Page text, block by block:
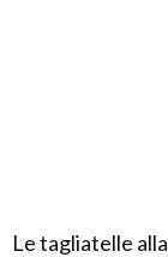
Le tagliatelle